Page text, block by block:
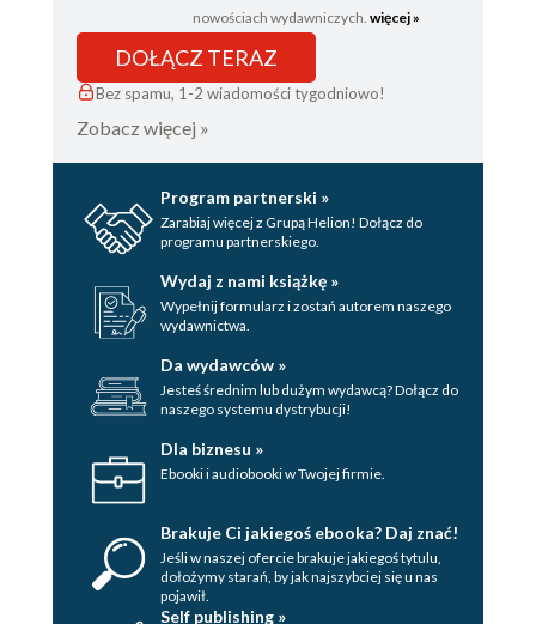
nowościach wydawniczych. więcej »
DOŁĄCZ TERAZ
Bez spamu, 1-2 wiadomości tygodniowo!
Zobacz więcej »
Program partnerski »
Zarabiaj więcej z Grupą Helion! Dołącz do
programu partnerskiego.
Wydaj z nami książkę »
Wypełnij formularz i zostań autorem naszego
wydawnictwa.
Da wydawców »
Jesteś średnim lub dużym wydawcą? Dołącz do
naszego systemu dystrybucji!
Dla biznesu »
Ebooki i audiobooki w Twojej firmie.
Brakuje Ci jakiegoś ebooka? Daj znać!
Jeśli w naszej ofercie brakuje jakiegoś tytulu,
dołożymy starań, by jak najszybciej się u nas
pojawił.
Self publishing »